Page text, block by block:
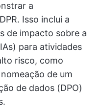
a
Isso inclui a
de impacto sobre a
para atividades
risco, como
de um
de dados (DPO)